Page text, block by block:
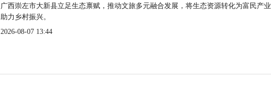
广西崇左市大新县立足生态禀赋，推动文旅多元融合发展，将生态资源转化为富民产
助力乡村振兴。
2026-08-07 13:44